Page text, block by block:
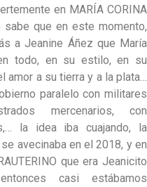
en MARÍA CORINA
sabe que en este momento,
a Jeanine Áñez que María
todo, en su estilo, en su
a su tierra y a la plata…
paralelo con militares
mercenarios, con
la idea iba cuajando, la
avecinaba en el 2018, y en
que era Jeanicito
casi estábamos